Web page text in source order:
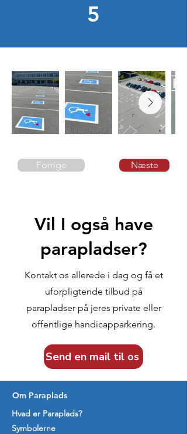
5
Forrige Næste
Vil I også have
parapladser?
Kontakt os allerede i dag og få et
uforpligtende tilbud på
parapladser på jeres private eller
offentlige handicapparkering.
Send en mail til os
Om Paraplads
Hvad er Paraplads?
Symbolerne